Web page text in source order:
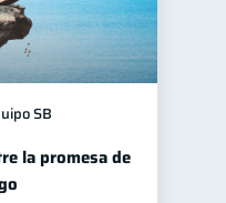
SB
la promesa de